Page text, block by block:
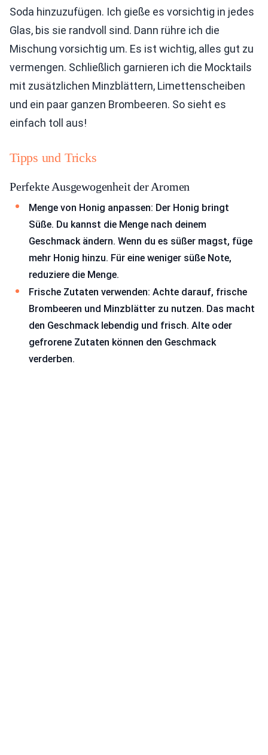
Soda hinzuzufügen. Ich gieße es vorsichtig in jedes
Glas, bis sie randvoll sind. Dann rühre ich die
Mischung vorsichtig um. Es ist wichtig, alles gut zu
vermengen. Schließlich garnieren ich die Mocktails
mit zusätzlichen Minzblättern, Limettenscheiben
und ein paar ganzen Brombeeren. So sieht es
einfach toll aus!
Tipps und Tricks
Perfekte Ausgewogenheit der Aromen
Menge von Honig anpassen: Der Honig bringt
Süße. Du kannst die Menge nach deinem
Geschmack ändern. Wenn du es süßer magst, füge
mehr Honig hinzu. Für eine weniger süße Note,
reduziere die Menge.
Frische Zutaten verwenden: Achte darauf, frische
Brombeeren und Minzblätter zu nutzen. Das macht
den Geschmack lebendig und frisch. Alte oder
gefrorene Zutaten können den Geschmack
verderben.